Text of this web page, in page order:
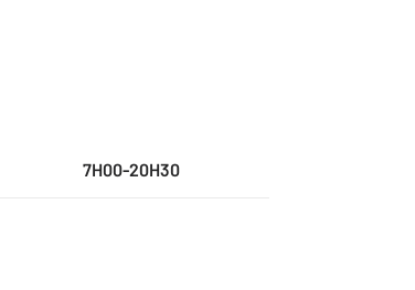
7H00-20H30